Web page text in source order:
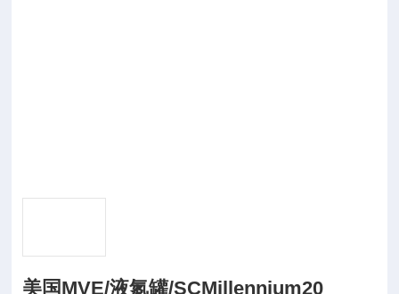
美国MVE/液氮罐/SCMillennium20